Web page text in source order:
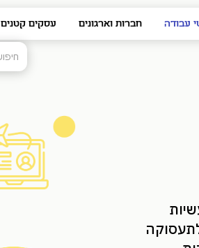
עבודה חברות וארגונים עסקים קטנים